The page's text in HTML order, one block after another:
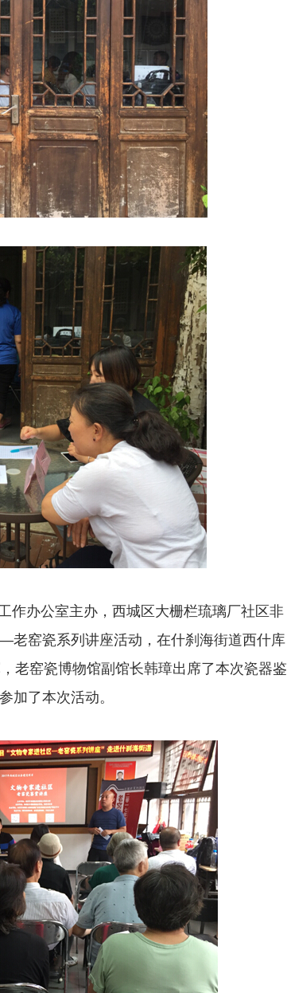
办公室主办，西城区大栅栏琉璃厂社区非
窑瓷系列讲座活动，在什刹海街道西什库
老窑瓷博物馆副馆长韩璋出席了本次瓷器鉴
加了本次活动。